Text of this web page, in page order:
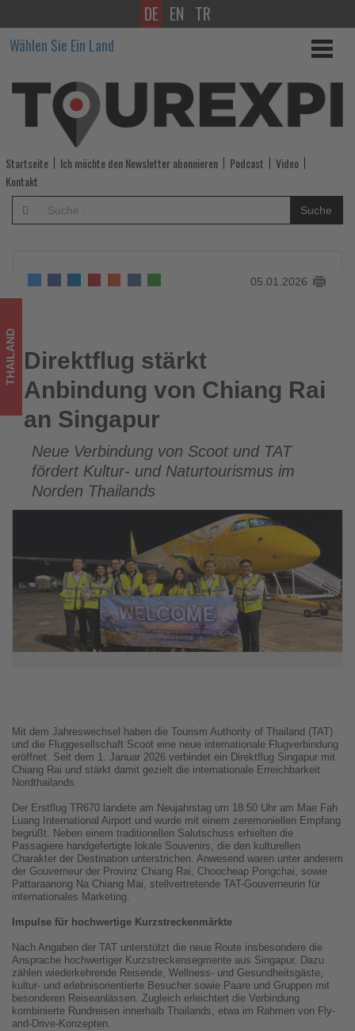
Direktflug
stärkt
Anbindung
von
Chiang
Rai
an
was
im
Tourismus
los
ist!
DE EN TR
Wählen Sie Ein Land
Startseite Ich möchte den Newsletter abonnieren Podcast
Video
Kontakt
Suche
05.01.2026
Direktflug stärkt Anbindung von Chiang Rai an Singapur
THAILAND Direktflug stärkt
Anbindung von Chiang Rai
an Singapur
Neue Verbindung von Scoot und TAT
fördert Kultur- und Naturtourismus im
Norden Thailands
Mit dem Jahreswechsel haben die Tourism Authority of Thailand (TAT)
und die Fluggesellschaft Scoot eine neue internationale Flugverbindung
eröffnet. Seit dem 1. Januar 2026 verbindet ein Direktflug Singapur mit
Chiang Rai und stärkt damit gezielt die internationale Erreichbarkeit
Nordthailands.
Der Erstflug TR670 landete am Neujahrstag um 18:50 Uhr am Mae Fah
Luang International Airport und wurde mit einem zeremoniellen Empfang
begrüßt. Neben einem traditionellen Salutschuss erhielten die
Passagiere handgefertigte lokale Souvenirs, die den kulturellen
Charakter der Destination unterstrichen. Anwesend waren unter anderem
der Gouverneur der Provinz Chiang Rai, Choocheap Pongchai, sowie
Pattaraanong Na Chiang Mai, stellvertretende TAT-Gouverneurin für
internationales Marketing.
Impulse für hochwertige Kurzstreckenmärkte
Nach Angaben der TAT unterstützt die neue Route insbesondere die
Ansprache hochwertiger Kurzstreckensegmente aus Singapur. Dazu
zählen wiederkehrende Reisende, Wellness- und Gesundheitsgäste,
kultur- und erlebnisorientierte Besucher sowie Paare und Gruppen mit
besonderen Reiseanlässen. Zugleich erleichtert die Verbindung
kombinierte Rundreisen innerhalb Thailands, etwa im Rahmen von Fly-
and-Drive-Konzepten.